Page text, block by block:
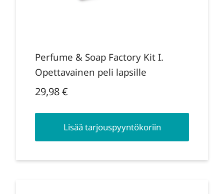
Perfume & Soap Factory Kit I.
Opettavainen peli lapsille
29,98€
Lisää tarjouspyyntökoriin